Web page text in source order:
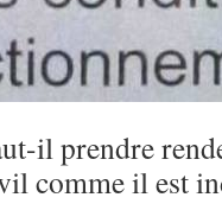
il prendre
comme il est